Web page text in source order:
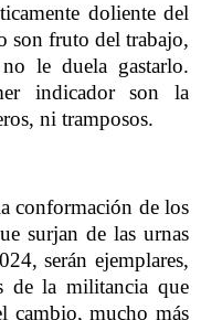
doliente del
son fruto del trabajo,
le duela gastarlo.
indicador son la
ni tramposos.
conformación de los
surjan de las urnas
serán ejemplares,
de la militancia que
cambio, mucho más